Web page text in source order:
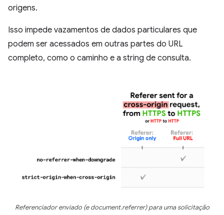
origens.
Isso impede vazamentos de dados particulares que
podem ser acessados em outras partes do URL
completo, como o caminho e a string de consulta.
Referenciador enviado (e document.referrer) para uma solicitação